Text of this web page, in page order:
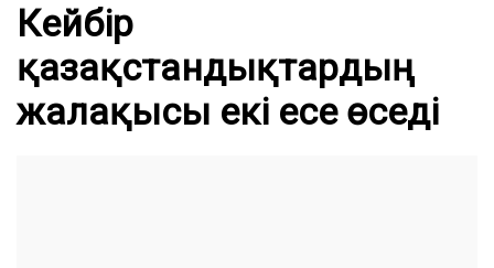
Кейбір
қазақстандықтардың
жалақысы екі есе өседі